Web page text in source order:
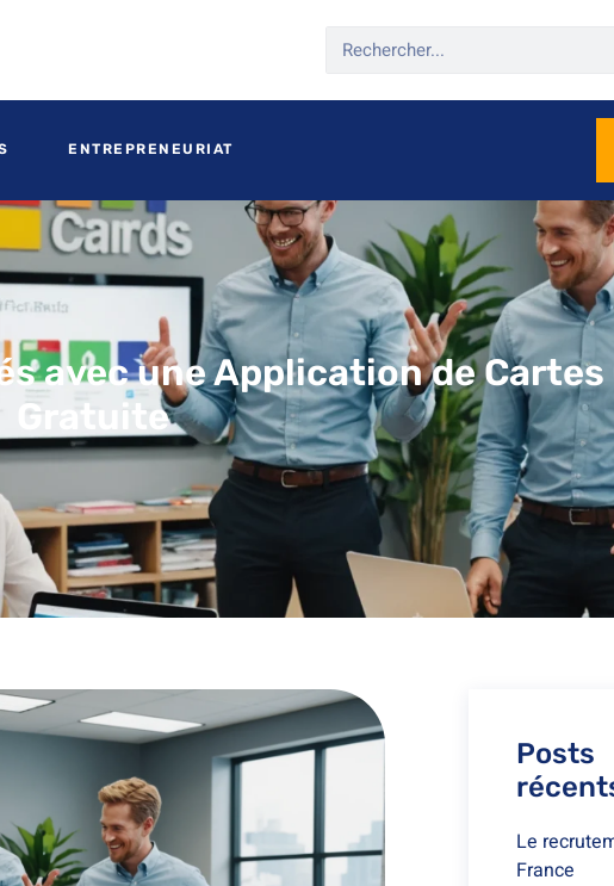
ENTREPRENEURIAT
avec une Application de Cartes
Gratuite
Posts
Le
France